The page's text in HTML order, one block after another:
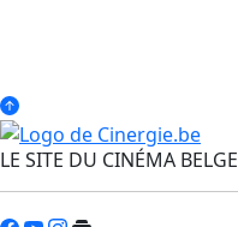
LE SITE DU CINÉMA BELGE